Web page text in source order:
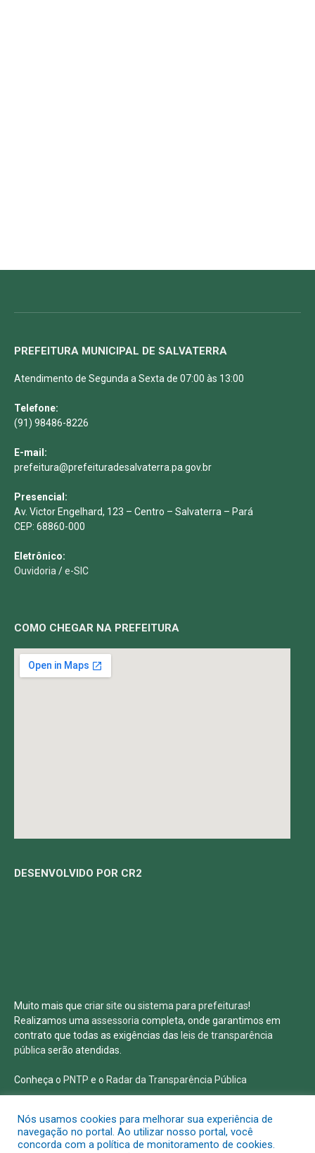
PREFEITURA MUNICIPAL DE SALVATERRA
Atendimento de Segunda a Sexta de 07:00 às 13:00
Telefone:
(91) 98486-8226
E-mail:
prefeitura@prefeituradesalvaterra.pa.gov.br
Presencial:
Av. Victor Engelhard, 123 – Centro – Salvaterra – Pará
CEP: 68860-000
Eletrônico:
Ouvidoria /e-SIC
COMO CHEGAR NA PREFEITURA
DESENVOLVIDO POR CR2
Muito mais que criar site ou sistema para prefeituras!
Realizamos uma assessoria completa, onde garantimos em
contrato que todas as exigências das leis de transparência
pública serão atendidas.
Conheça o PNTP e o Radar da Transparência Pública
Todos os direitos reservados a Prefeitura Municipal de Salvaterra
Nós usamos cookies para melhorar sua experiência de
navegação no portal. Ao utilizar nosso portal, você
concorda com a política de monitoramento de cookies.